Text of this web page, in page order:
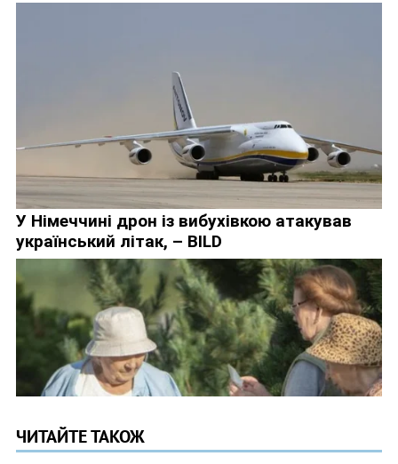
ЧИТАЙТЕ ТАКОЖ